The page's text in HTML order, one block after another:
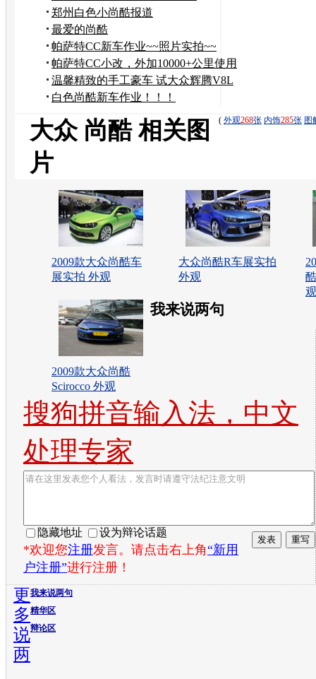
郑州白色小尚酷报道
最爱的尚酷
帕萨特CC新车作业~~照片实拍~~
帕萨特CC小改，外加10000+公里使用
感受！！
温馨精致的手工豪车 试大众辉腾V8L
4.2
白色尚酷新车作业！！！
( 外观268张 内饰285张 图
大众 尚酷 相关图
片
2009款大众尚酷车
展实拍 外观
大众尚酷R车展实拍
外观
观
2009款大众尚酷
Scirocco 外观
我来说两句
搜狗拼音输入法，中文
处理专家
隐藏地址 设为辩论话题
*欢迎您注册发言。请点击右上角“新用
户注册”进行注册！
我来说两句
精华区
辩论区
更
多
说
两